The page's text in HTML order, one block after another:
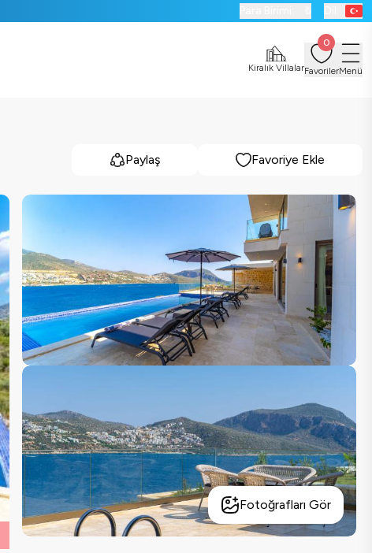
Kiralık Villalar
0
FavorilerMenü
Paylaş Favoriye Ekle
Fotoğrafları Gör